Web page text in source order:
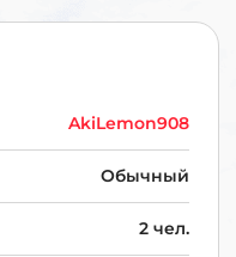
AkiLemon908
Обычный
2 чел.